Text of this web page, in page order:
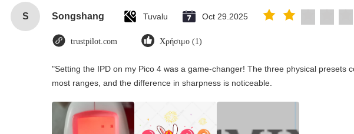
S Songshang Tuvalu Oct 29.2025
trustpilot.com Χρήσιμο (1)
"Setting the IPD on my Pico 4 was a game-changer! The three physical presets
most ranges, and the difference in sharpness is noticeable.